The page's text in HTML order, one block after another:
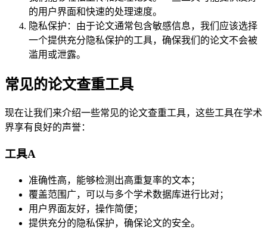
的用户界面和快速的处理速度。
隐私保护：由于论文通常包含敏感信息，我们应该选择
一个提供充分隐私保护的工具，确保我们的论文不会被
滥用或泄露。
常见的论文查重工具
现在让我们来介绍一些常见的论文查重工具，这些工具在学术
界享有良好的声誉：
工具A
准确性高，能够检测出高重复率的文本；
覆盖范围广，可以与多个学术数据库进行比对；
用户界面友好，操作简便；
提供充分的隐私保护，确保论文的安全。